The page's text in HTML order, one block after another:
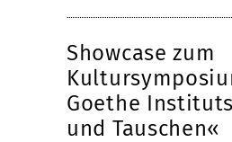
Showcase zum
Goethe
und Tauschen«